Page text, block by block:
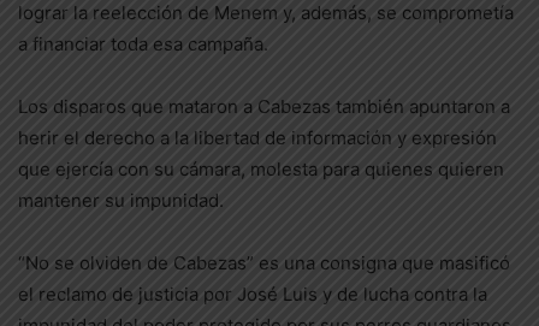
lograr la reelección de Menem y, además, se comprometía
a financiar toda esa campaña.
Los disparos que mataron a Cabezas también apuntaron a
herir el derecho a la libertad de información y expresión
que ejercía con su cámara, molesta para quienes quieren
mantener su impunidad.
“No se olviden de Cabezas” es una consigna que masificó
el reclamo de justicia por José Luis y de lucha contra la